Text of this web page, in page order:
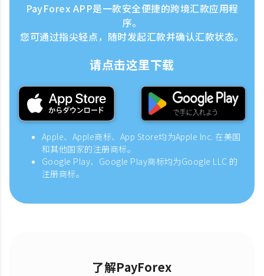
PayForex APP是一款安全便捷的跨境汇款应用程
序。
您可通过指尖轻点，随时发起汇款并确认汇款状态。
请点击这里下载
Apple、Apple商标、App Store均为Apple Inc. 在美国
和其他国家的注册商标。
Google Play、Google Play商标均为Google LLC 的
注册商标。
了解PayForex